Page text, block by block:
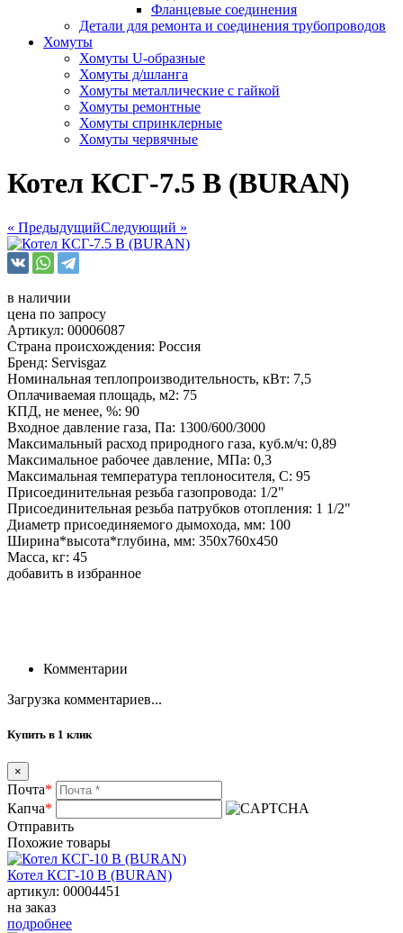
Фланцевые соединения
Детали для ремонта и соединения трубопроводов
Хомуты
Хомуты U-образные
Хомуты д/шланга
Хомуты металлические с гайкой
Хомуты ремонтные
Хомуты спринклерные
Хомуты червячные
Котел КСГ-7.5 В (BURAN)
« ПредыдущийСледующий »
в наличии
цена по запросу
Артикул: 00006087
Страна происхождения: Россия
Бренд: Servisgaz
Номинальная теплопроизводительность, кВт: 7,5
Оплачиваемая площадь, м2: 75
КПД, не менее, %: 90
Входное давление газа, Па: 1300/600/3000
Максимальный расход природного газа, куб.м/ч: 0,89
Максимальное рабочее давление, МПа: 0,3
Максимальная температура теплоносителя, С: 95
Присоединительная резьба газопровода: 1/2"
Присоединительная резьба патрубков отопления: 1 1/2"
Диаметр присоединяемого дымохода, мм: 100
Ширина*высота*глубина, мм: 350х760х450
Масса, кг: 45
добавить в избранное
Комментарии
Загрузка комментариев...
Купить в 1 клик
×
Почта*
Капча*
Отправить
Похожие товары
Котел КСГ-10 В (BURAN)
артикул: 00004451
на заказ
подробнее